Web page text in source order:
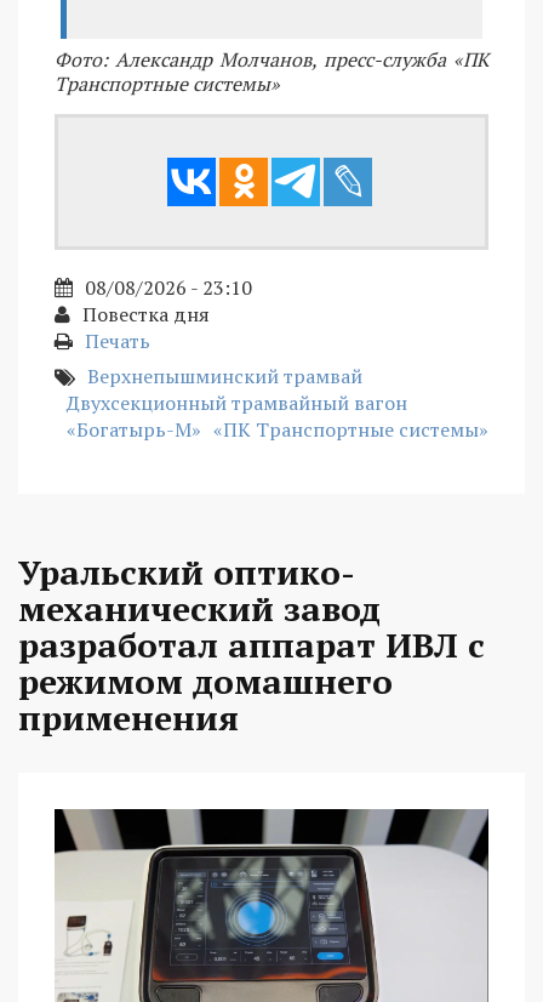
Фото: Александр Молчанов, пресс-служба «ПК
Транспортные системы»
08/08/2026 - 23:10
Повестка дня
Печать
Верхнепышминский трамвай
Двухсекционный трамвайный вагон
«Богатырь-М» «ПК Транспортные системы»
Уральский оптико-
механический завод
разработал аппарат ИВЛ с
режимом домашнего
применения